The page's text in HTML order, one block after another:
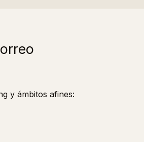
y ámbitos afines: